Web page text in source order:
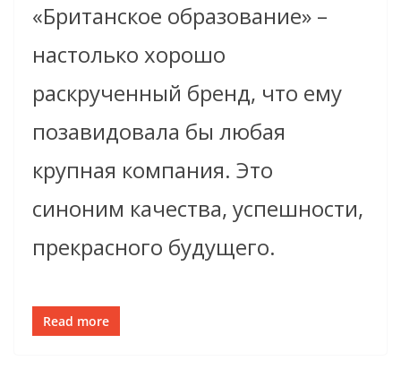
«Британское образование» –
настолько хорошо
раскрученный бренд, что ему
позавидовала бы любая
крупная компания. Это
синоним качества, успешности,
прекрасного будущего.
Read more